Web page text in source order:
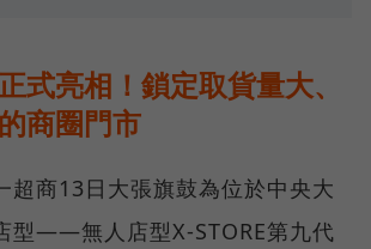
式亮相！鎖定取貨量大、
商圈門市
超商13日大張旗鼓為位於中央大
型——無人店型X-STORE第九代